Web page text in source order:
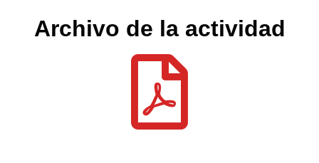
Archivo de la actividad